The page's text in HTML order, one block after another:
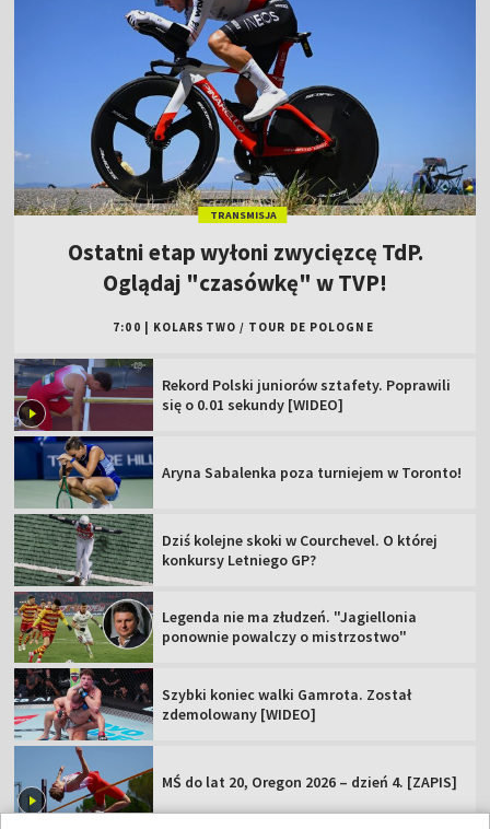
TRANSMISJA
Ostatni etap wyłoni zwycięzcę TdP.
Oglądaj "czasówkę" w TVP!
7:00 KOLARSTWO / TOUR DE POLOGNE
Rekord Polski juniorów sztafety. Poprawili
się o 0.01 sekundy [WIDEO]
Aryna Sabalenka poza turniejem w Toronto!
Dziś kolejne skoki w Courchevel. O której
konkursy Letniego GP?
Legenda nie ma złudzeń. "Jagiellonia
ponownie powalczy o mistrzostwo"
Szybki koniec walki Gamrota. Został
zdemolowany [WIDEO]
MŚ do lat 20, Oregon 2026 – dzień 4. [ZAPIS]